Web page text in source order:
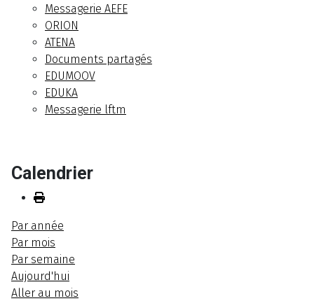
Messagerie AEFE
ORION
ATENA
Documents partagés
EDUMOOV
EDUKA
Messagerie lftm
Calendrier
Par année
Par mois
Par semaine
Aujourd'hui
Aller au mois